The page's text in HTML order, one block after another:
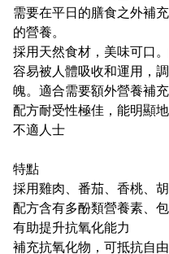
需要在平日的膳食之外補
的營養。
採用天然食材，美味可口
容易被人體吸收和運用，
魄。適合需要額外營養補充
配方耐受性極佳，能明顯
不適人士
特點
採用雞肉、番茄、香桃、
配方含有多酚類營養素、
有助提升抗氧化能力
補充抗氧化物，可抵抗自